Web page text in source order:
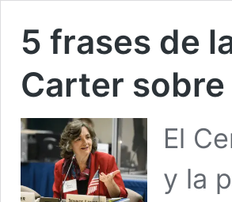
5 frases de
Carter
El
y la